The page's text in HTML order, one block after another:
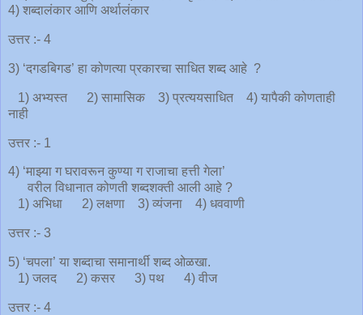
4) शब्दालंकार आणि अर्थालंकार
उत्तर :- 4
3) ‘दगडबिगड’ हा कोणत्या प्रकारचा साधित शब्द आहे ?
1) अभ्यस्त 2) सामासिक 3) प्रत्ययसाधित 4) यापैकी कोणताही
नाही
उत्तर :- 1
4) ‘माझ्या ग घरावरून कुण्या ग राजाचा हत्ती गेला’
वरील विधानात कोणती शब्दशक्ती आली आहे ?
1) अभिधा 2) लक्षणा 3) व्यंजना 4) धववाणी
उत्तर :- 3
5) ‘चपला’ या शब्दाचा समानार्थी शब्द ओळखा.
1) जलद 2) कसर 3) पथ 4) वीज
उत्तर :- 4